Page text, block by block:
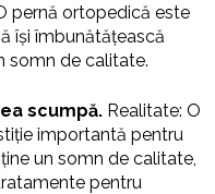
pernă ortopedică este
își îmbunătățească
somn de calitate.
scumpă. Realitate: O
importantă pentru
un somn de calitate,
pentru